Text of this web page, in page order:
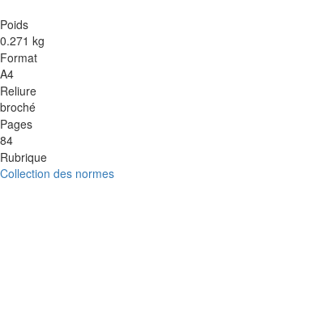
Poids
0.271 kg
Format
A4
Reliure
broché
Pages
84
Rubrique
Collection des normes